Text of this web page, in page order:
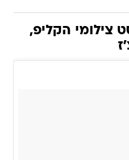
צילומי הקליפ,